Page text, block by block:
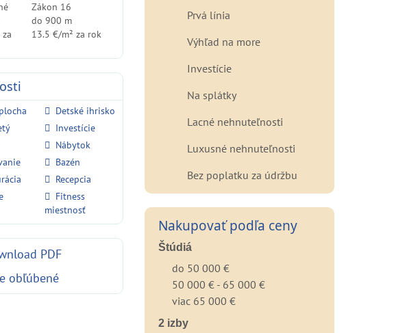
Zákon 16
do 900 m
13.5 €/m² za rok
Detské ihrisko
Investície
Nábytok
Bazén
Recepcia
Fitness
miestnosť
PDF
obľúbené
Prvá línia
Výhľad na more
Investície
Na splátky
Lacné nehnuteľnosti
Luxusné nehnuteľnosti
Bez poplatku za údržbu
Nakupovať podľa ceny
Štúdiá
do 50 000 €
50 000 € - 65 000 €
viac 65 000 €
2 izby